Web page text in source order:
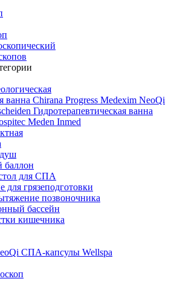
ванна Chirana Progress Medexim NeoQi
Гидротерапевтическая ванна
Meden Inmed
баллон
для СПА
для грязеподготовки
позвоночника
бассейн
кишечника
СПА-капсулы Wellspa